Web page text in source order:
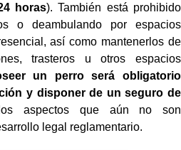
horas). También está prohibido
o deambulando por espacios
así como mantenerlos de
trasteros u otros espacios
un perro será obligatorio
y disponer de un seguro de
aspectos que aún no son
legal reglamentario.